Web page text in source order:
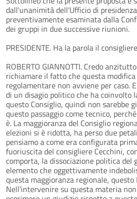
dall'unanimità dell'Ufficio di
preventivamente esaminata dalla
dei gruppi in due successive riunioni.
PRESIDENTE. Ha la parola il
ROBERTO GIANNOTTI. Credo
richiamare il fatto che questa
regolamentare non avviene per caso.
di un disagio politico che ha coinvolto
questo Consiglio, quindi non sarebbe
questo passaggio come tecnico,
è. La maggioranza del Consiglio
elezioni si è ridotta, ha perso due
pensiamo a come era configurata
fuoriuscita del consigliere Cecchini,
comporta, la dissociazione politica del
elemento che oggettivamente
questa maggioranza regionale,
Nell'intervenire su questa materia